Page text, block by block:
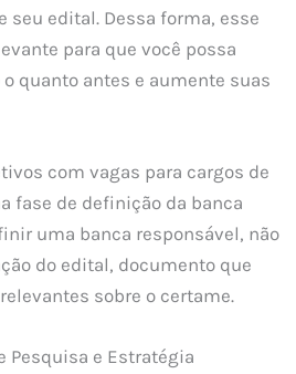
seu edital. Dessa forma, esse
para que você possa
quanto antes e aumente suas
com vagas para cargos de
fase de definição da banca
uma banca responsável, não
do edital, documento que
sobre o certame.
Pesquisa e Estratégia